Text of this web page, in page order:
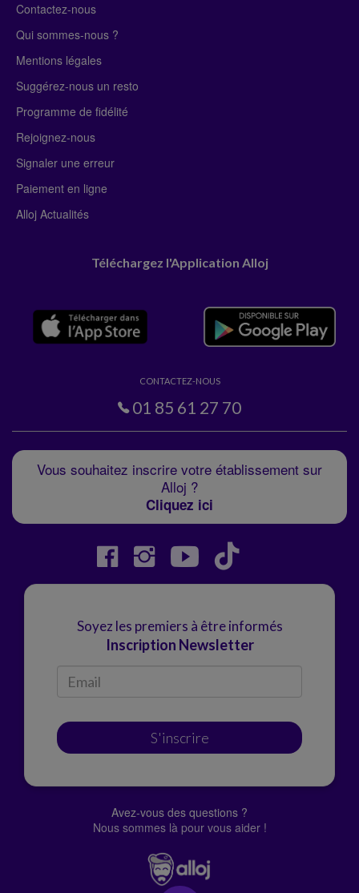
Contactez-nous
Qui sommes-nous ?
Mentions légales
Suggérez-nous un resto
Programme de fidélité
Rejoignez-nous
Signaler une erreur
Paiement en ligne
Alloj Actualités
Téléchargez l'Application Alloj
CONTACTEZ-NOUS
01 85 61 27 70
Vous souhaitez inscrire votre établissement sur
Alloj ?
Cliquez ici
Soyez les premiers à être informés
Inscription Newsletter
S'inscrire
Avez-vous des questions ?
Nous sommes là pour vous aider !